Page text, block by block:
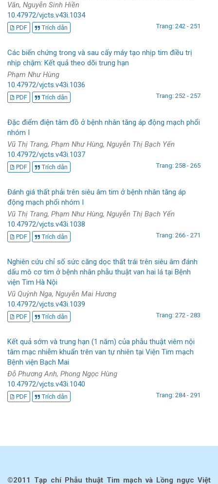
Văn, Nguyễn Sinh Hiền
10.47972/vjcts.v43i.1034
PDF Trích dẫn Trang: 242 - 251
Các biến chứng trong và sau cấy máy tạo nhịp tim điều trị
nhịp chậm: Kết quả theo dõi trung hạn
Phạm Như Hùng
10.47972/vjcts.v43i.1036
PDF Trích dẫn Trang: 252 - 257
Đặc điểm điện tâm đồ ở bệnh nhân tăng áp động mạch phổi
nhóm I
Vũ Thị Trang, Phạm Như Hùng, Nguyễn Thị Bạch Yến
10.47972/vjcts.v43i.1037
PDF Trích dẫn Trang: 258 - 265
Đánh giá thất phải trên siêu âm tim ở bệnh nhân tăng áp
động mạch phổi nhóm I
Vũ Thị Trang, Phạm Như Hùng, Nguyễn Thị Bạch Yến
10.47972/vjcts.v43i.1038
PDF Trích dẫn Trang: 266 - 271
Nghiên cứu chỉ số sức căng dọc thất trái trên siêu âm đánh
dấu mô cơ tim ở bệnh nhân phẫu thuật van hai lá tại Bệnh
viện Tim Hà Nội
Vũ Quỳnh Nga, Nguyễn Mai Hương
10.47972/vjcts.v43i.1039
PDF Trích dẫn Trang: 272 - 283
Kết quả sớm và trung hạn (1 năm) của phẫu thuật viêm nội
tâm mạc nhiễm khuẩn trên van tự nhiên tại Viện Tim mạch
Bệnh viện Bạch Mai
Đỗ Phương Anh, Phong Ngọc Hùng
10.47972/vjcts.v43i.1040
PDF Trích dẫn Trang: 284 - 291
©2011 Tạp chí Phẫu thuật Tim mạch và Lồng ngực Việt